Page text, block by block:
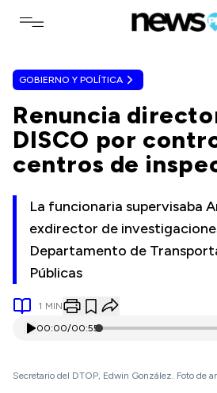
Toggle navigation menu
GOBIERNO Y POLÍTICA
Renuncia
DISCO por
centros de
La funcionaria supervisaba
exdirector de
Departamento de
Públicas
1 MIN
00:00/00:55
Secretario del DTOP, Edwin González. Foto de